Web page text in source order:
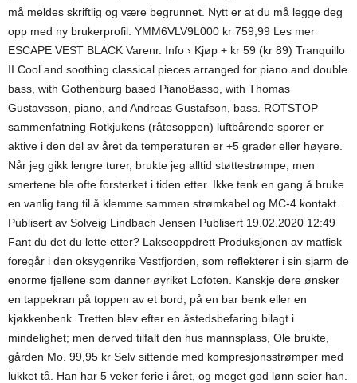
må meldes skriftlig og være begrunnet. Nytt er at du må legge deg
opp med ny brukerprofil. YMM6VLV9L000 kr 759,99 Les mer
ESCAPE VEST BLACK Varenr. Info › Kjøp + kr 59 (kr 89) Tranquillo
II Cool and soothing classical pieces arranged for piano and double
bass, with Gothenburg based PianoBasso, with Thomas
Gustavsson, piano, and Andreas Gustafson, bass. ROTSTOP
sammenfatning Rotkjukens (råtesoppen) luftbårende sporer er
aktive i den del av året da temperaturen er +5 grader eller høyere.
Når jeg gikk lengre turer, brukte jeg alltid støttestrømpe, men
smertene ble ofte forsterket i tiden etter. Ikke tenk en gang å bruke
en vanlig tang til å klemme sammen strømkabel og MC-4 kontakt.
Publisert av Solveig Lindbach Jensen Publisert 19.02.2020 12:49
Fant du det du lette etter? Lakseoppdrett Produksjonen av matfisk
foregår i den oksygenrike Vestfjorden, som reflekterer i sin sjarm de
enorme fjellene som danner øyriket Lofoten. Kanskje dere ønsker
en tappekran på toppen av et bord, på en bar benk eller en
kjøkkenbenk. Tretten blev efter en åstedsbefaring bilagt i
mindelighet; men derved tilfalt den hus mannsplass, Ole brukte,
gården Mo. 99,95 kr Selv sittende med kompresjonsstrømper med
lukket tå. Han har 5 veker ferie i året, og meget god lønn seier han.